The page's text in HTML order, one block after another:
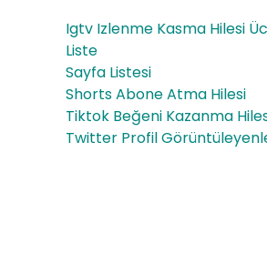
ma
ğıdı
Sat
Igtv Izlenme Kasma Hilesi
Liste
Sayfa Listesi
Shorts Abone Atma Hilesi
Tiktok Beğeni Kazanma
Twitter Profil